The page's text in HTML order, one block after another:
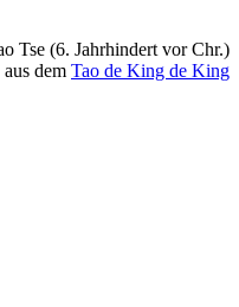
Tse (6. Jahrhindert vor Chr.)
aus dem Tao de King de King